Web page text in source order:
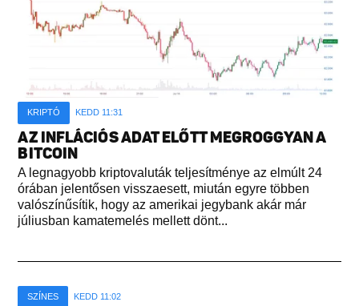
KRIPTÓ KEDD 11:31
AZ INFLÁCIÓS ADAT ELŐTT MEGROGGYAN A
BITCOIN
A legnagyobb kriptovaluták teljesítménye az elmúlt 24
órában jelentősen visszaesett, miután egyre többen
valószínűsítik, hogy az amerikai jegybank akár már
júliusban kamatemelés mellett dönt...
SZÍNES KEDD 11:02